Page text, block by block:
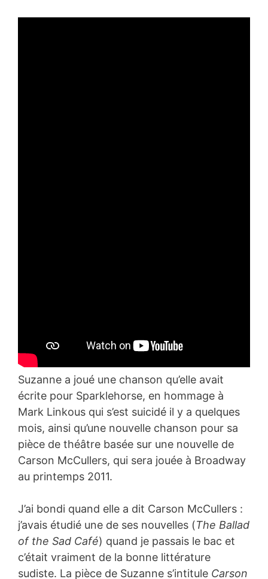
Suzanne a joué une chanson qu’elle avait
écrite pour Sparklehorse, en hommage à
Mark Linkous qui s’est suicidé il y a quelques
mois, ainsi qu’une nouvelle chanson pour sa
pièce de théâtre basée sur une nouvelle de
Carson McCullers, qui sera jouée à Broadway
au printemps 2011.
J’ai bondi quand elle a dit Carson McCullers :
j’avais étudié une de ses nouvelles (The Ballad
of the Sad Café) quand je passais le bac et
c’était vraiment de la bonne littérature
sudiste. La pièce de Suzanne s’intitule Carson